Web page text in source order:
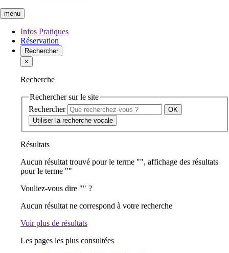
menu
Infos Pratiques
Réservation
Rechercher
×
Recherche
Rechercher sur le site
Rechercher
Utiliser la recherche vocale
Résultats
Aucun résultat trouvé pour le terme "", affichage des résultats
pour le terme ""
Vouliez-vous dire "" ?
Aucun résultat ne correspond à votre recherche
Voir plus de résultats
Les pages les plus consultées